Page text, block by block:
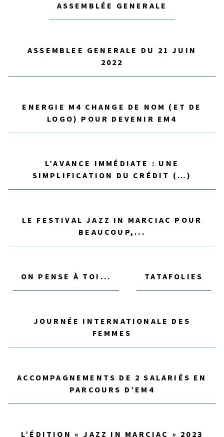
ASSEMBLÉE GENERALE
ASSEMBLEE GENERALE DU 21 JUIN
2022
ENERGIE M4 CHANGE DE NOM (ET DE
LOGO) POUR DEVENIR EM4
L’AVANCE IMMÉDIATE : UNE
SIMPLIFICATION DU CRÉDIT (…)
LE FESTIVAL JAZZ IN MARCIAC POUR
BEAUCOUP,...
ON PENSE À TOI... TATAFOLIES
JOURNÉE INTERNATIONALE DES
FEMMES
ACCOMPAGNEMENTS DE 2 SALARIÉS EN
PARCOURS D’EM4
L’ÉDITION « JAZZ IN MARCIAC » 2023